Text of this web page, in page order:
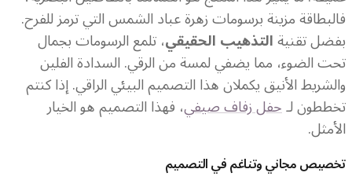
فالبطاقة مزينة برسومات زهرة عباد الشمس التي ترمز للفرح.
بفضل تقنيةالتذهيب الحقيقي، تلمع الرسومات بجمال
تحت الضوء، مما يضفي لمسة من الرقي. السدادة الفلين
والشريط الأنيق يكملان هذا التصميم البيئي الراقي. إذا كنتم
تخططون لـحفل زفاف صيفي، فهذا التصميم هو الخيار
الأمثل.
تخصيص مجاني وتناغم في التصميم